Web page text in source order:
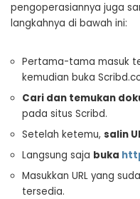
pengoperasiannya juga
langkahnya di bawah ini:
Pertama-tama masuk
kemudian buka
Cari dan temukan
pada situs Scribd.
Setelah ketemu, salin
Langsung saja buka
Masukkan URL yang
tersedia.